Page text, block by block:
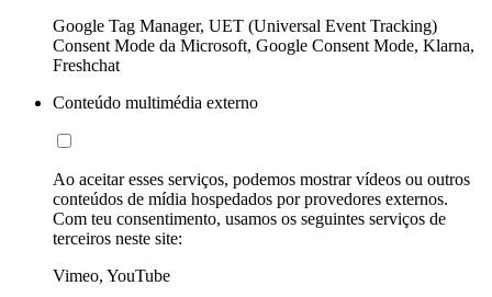
Google Tag Manager, UET (Universal Event Tracking)
Consent Mode da Microsoft, Google Consent Mode, Klarna,
Freshchat
Conteúdo multimédia externo
Ao aceitar esses serviços, podemos mostrar vídeos ou outros
conteúdos de mídia hospedados por provedores externos.
Com teu consentimento, usamos os seguintes serviços de
terceiros neste site:
Vimeo, YouTube